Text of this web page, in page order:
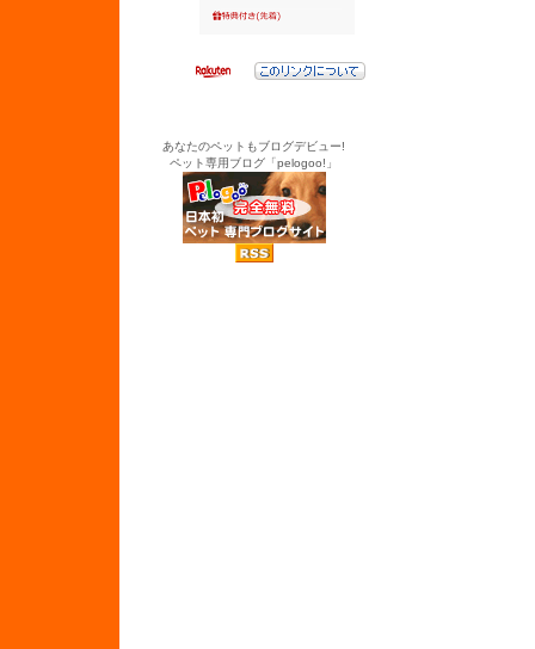
あなたのペットもブログデビュー!
ペット専用ブログ「pelogoo!」